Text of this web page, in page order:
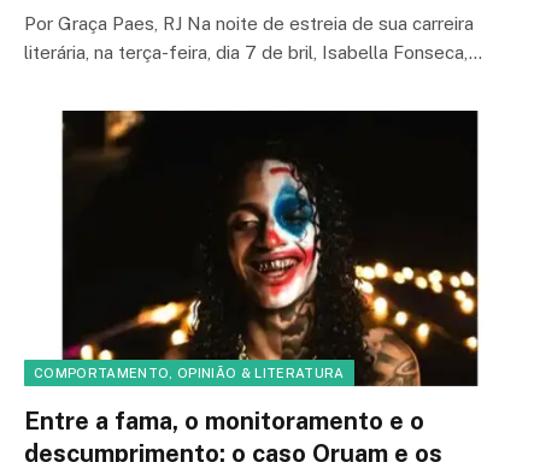
Por Graça Paes, RJ Na noite de estreia de sua carreira
literária, na terça-feira, dia 7 de bril, Isabella Fonseca,…
COMPORTAMENTO, OPINIÃO & LITERATURA
Entre a fama, o monitoramento e o
descumprimento: o caso Oruam e os